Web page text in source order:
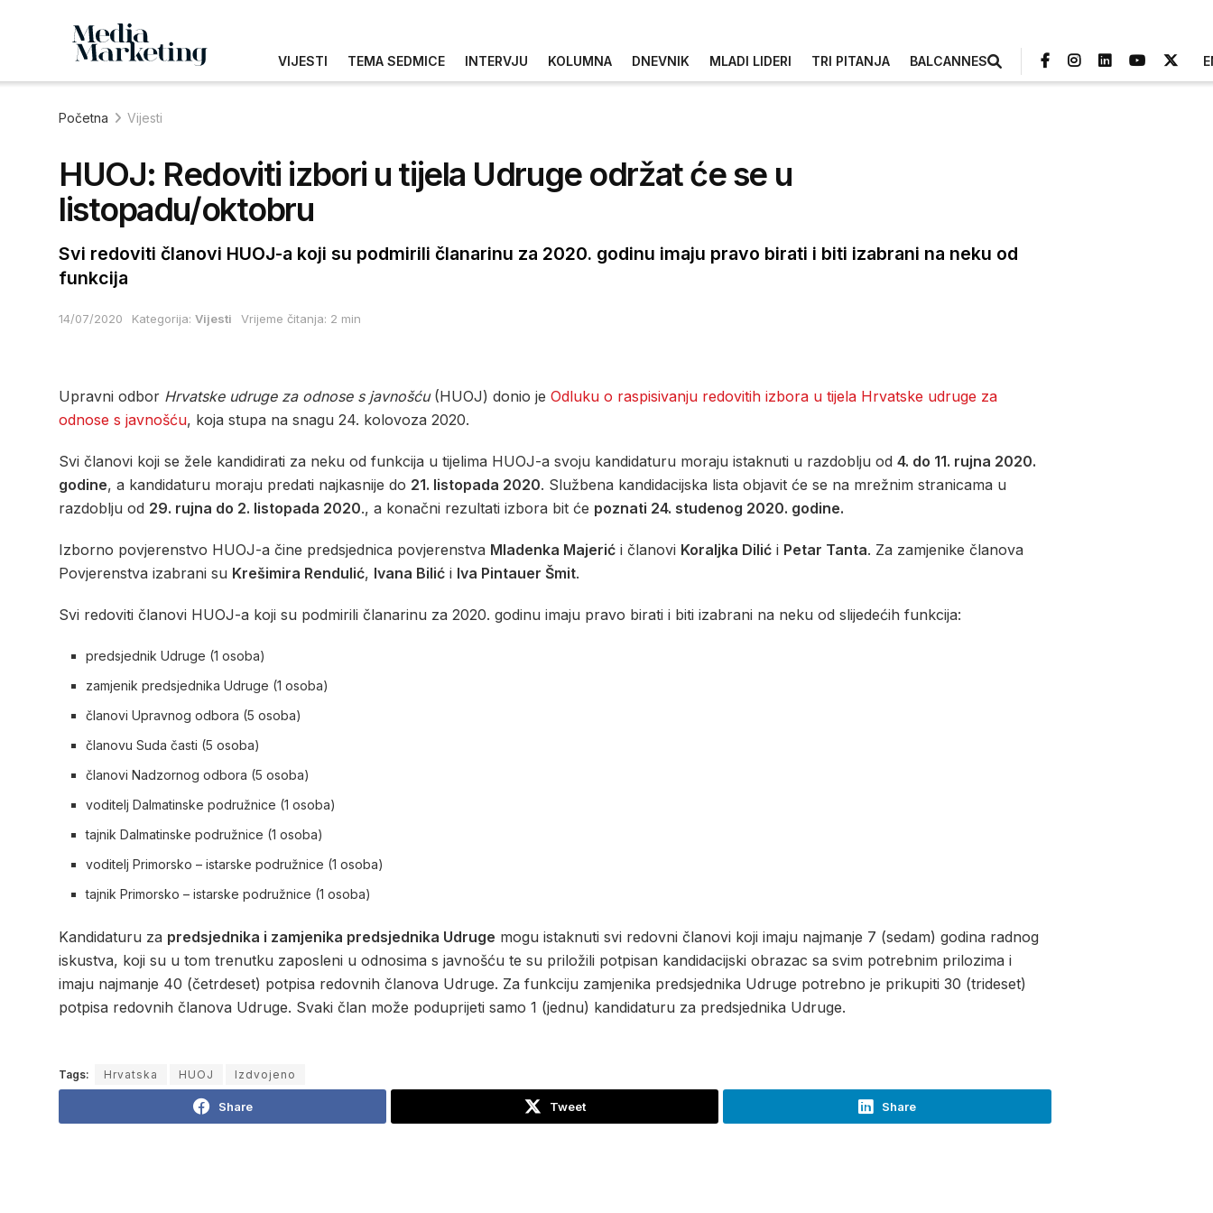
VIJESTI TEMA SEDMICE INTERVJU KOLUMNA DNEVNIK MLADI LIDERI TRI PITANJA BALCANNES
Početna Vijesti
HUOJ: Redoviti izbori u tijela Udruge održat će se u
listopadu/oktobru
Svi redoviti članovi HUOJ-a koji su podmirili članarinu za 2020. godinu imaju pravo birati i biti izabrani na neku od
funkcija
14/07/2020 Kategorija: Vijesti Vrijeme čitanja: 2 min
Upravni odbor Hrvatske udruge za odnose s javnošću(HUOJ) donio je Odluku o raspisivanju redovitih izbora u tijela Hrvatske udruge za
odnose s javnošću, koja stupa na snagu 24. kolovoza 2020.
Svi članovi koji se žele kandidirati za neku od funkcija u tijelima HUOJ-a svoju kandidaturu moraju istaknuti u razdoblju od 4. do 11. rujna 2020.
godine, a kandidaturu moraju predati najkasnije do 21. listopada 2020. Službena kandidacijska lista objavit će se na mrežnim stranicama u
razdoblju od 29. rujna do 2. listopada 2020., a konačni rezultati izbora bit će poznati 24. studenog 2020. godine.
Izborno povjerenstvo HUOJ-a čine predsjednica povjerenstva Mladenka Majerić i članovi Koraljka Dilić i Petar Tanta. Za zamjenike članova
Povjerenstva izabrani su Krešimira Rendulić, Ivana Bilić i Iva Pintauer Šmit.
Svi redoviti članovi HUOJ-a koji su podmirili članarinu za 2020. godinu imaju pravo birati i biti izabrani na neku od slijedećih funkcija:
predsjednik Udruge (1 osoba)
zamjenik predsjednika Udruge (1 osoba)
članovi Upravnog odbora (5 osoba)
članovu Suda časti (5 osoba)
članovi Nadzornog odbora (5 osoba)
voditelj Dalmatinske podružnice (1 osoba)
tajnik Dalmatinske podružnice (1 osoba)
voditelj Primorsko – istarske podružnice (1 osoba)
tajnik Primorsko – istarske podružnice (1 osoba)
Kandidaturu za predsjednika i zamjenika predsjednika Udruge mogu istaknuti svi redovni članovi koji imaju najmanje 7 (sedam) godina radnog
iskustva, koji su u tom trenutku zaposleni u odnosima s javnošću te su priložili potpisan kandidacijski obrazac sa svim potrebnim prilozima i
imaju najmanje 40 (četrdeset) potpisa redovnih članova Udruge. Za funkciju zamjenika predsjednika Udruge potrebno je prikupiti 30 (trideset)
potpisa redovnih članova Udruge. Svaki član može poduprijeti samo 1 (jednu) kandidaturu za predsjednika Udruge.
Tags: Hrvatska HUOJ Izdvojeno
Share Tweet Share